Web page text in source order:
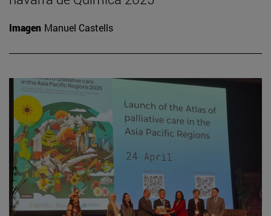
Imagen Manuel Castells